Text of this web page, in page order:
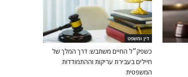
דין ומשפט
כשפק״ל החיים משתבש: דרך המלך של
חיילים בעבירת עריקות וההתמודדות
המשפטית